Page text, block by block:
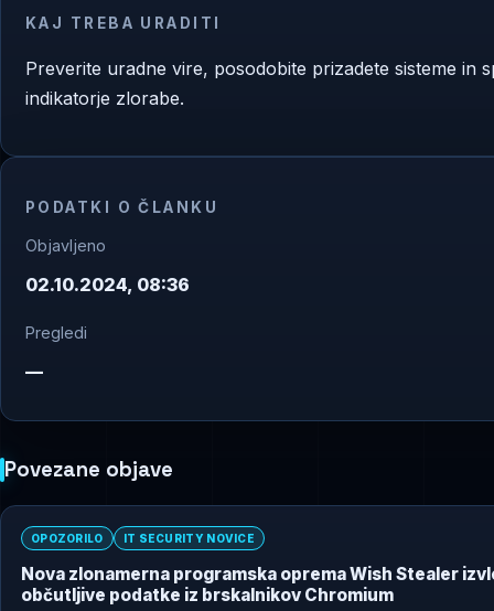
KAJ TREBA URADITI
Preverite uradne vire, posodobite prizadete sisteme in
indikatorje zlorabe.
PODATKI O ČLANKU
Objavljeno
02.10.2024, 08:36
Pregledi
—
Povezane objave
OPOZORILO IT SECURITY NOVICE
Nova zlonamerna programska oprema Wish Stealer
občutljive podatke iz brskalnikov Chromium